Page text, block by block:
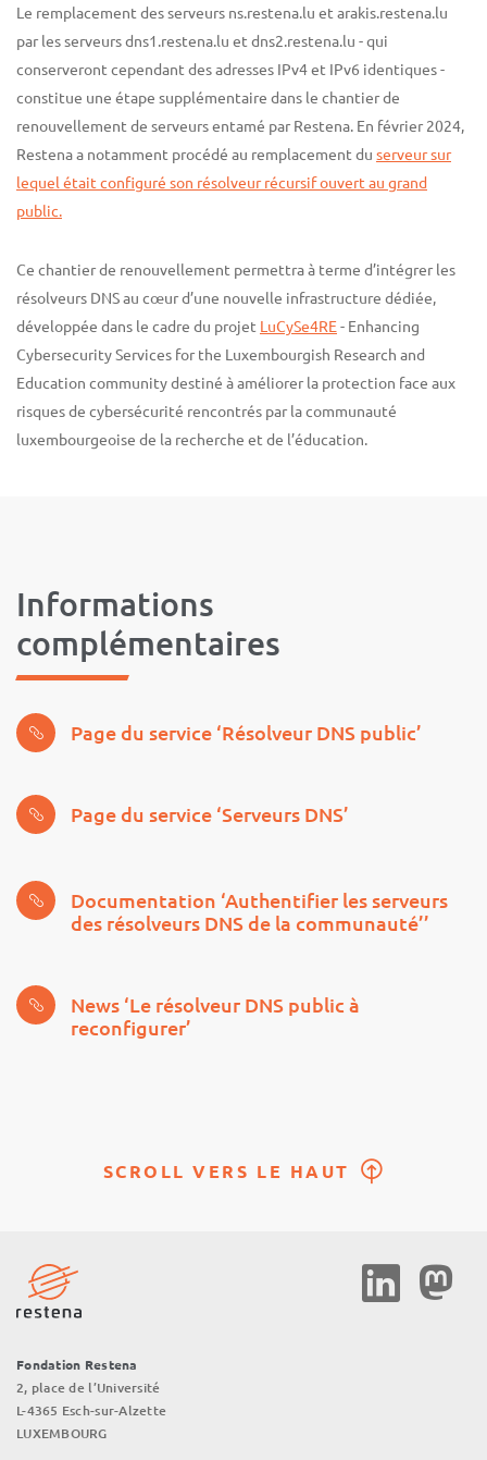
Le remplacement des serveurs ns.restena.lu et arakis.restena.lu
par les serveurs dns1.restena.lu et dns2.restena.lu - qui
conserveront cependant des adresses IPv4 et IPv6 identiques -
constitue une étape supplémentaire dans le chantier de
renouvellement de serveurs entamé par Restena. En février 2024,
Restena a notamment procédé au remplacement du serveur sur
lequel était configuré son résolveur récursif ouvert au grand
public.
Ce chantier de renouvellement permettra à terme d’intégrer les
résolveurs DNS au cœur d’une nouvelle infrastructure dédiée,
développée dans le cadre du projet LuCySe4RE- Enhancing
Cybersecurity Services for the Luxembourgish Research and
Education community destiné à améliorer la protection face aux
risques de cybersécurité rencontrés par la communauté
luxembourgeoise de la recherche et de l’éducation.
Informations
complémentaires
Page du service ‘Résolveur DNS public’
Page du service ‘Serveurs DNS’
Documentation ‘Authentifier les serveurs
des résolveurs DNS de la communauté’’
News ‘Le résolveur DNS public à
reconfigurer’
SCROLL VERS LE HAUT
Fondation Restena
2, place de l’Université
L-4365 Esch-sur-Alzette
LUXEMBOURG
Social
Media